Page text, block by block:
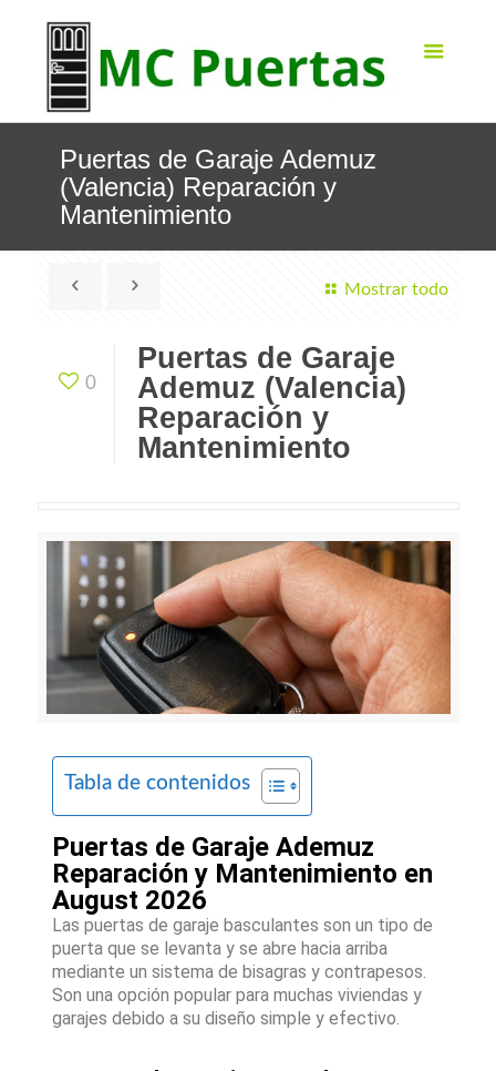
Puertas de Garaje Ademuz
(Valencia) Reparación y
Mantenimiento
Mostrar todo
0
Puertas de Garaje
Ademuz (Valencia)
Reparación y
Mantenimiento
Tabla de contenidos
Puertas de Garaje Ademuz
Reparación y Mantenimiento en
August 2026
Las puertas de garaje basculantes son un tipo de
puerta que se levanta y se abre hacia arriba
mediante un sistema de bisagras y contrapesos.
Son una opción popular para muchas viviendas y
garajes debido a su diseño simple y efectivo.